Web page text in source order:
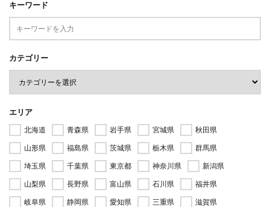
キーワード
カテゴリー
エリア
北海道 青森県 岩手県 宮城県
秋田県
山形県
福島県 茨城県 栃木県
群馬県
埼玉県
千葉県 東京都 神奈川県
新潟県
山梨県
長野県 富山県 石川県
福井県
岐阜県
静岡県 愛知県 三重県
滋賀県